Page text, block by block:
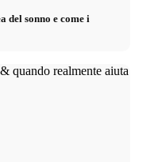
del sonno e come i